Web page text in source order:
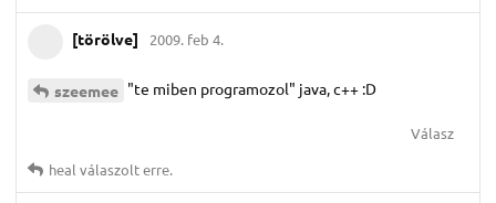
[törölve] 2009. feb 4.
szeemee "te miben programozol" java, c++ :D
Válasz
heal válaszolt erre.